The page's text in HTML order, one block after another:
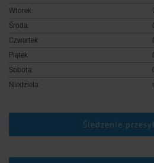
Wtorek:
Środa:
Czwartek:
Piątek:
Sobota:
Niedziela:
Śledzenie